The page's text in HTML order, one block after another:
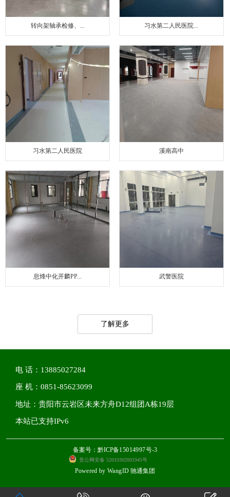
转向架轴承检修、... 习水第二人民医院...
习水第二人民医院 溪南高中
息烽中化开麟PP... 武警医院
了解更多
电 话：13885027284
座 机：0851-85623099
地址：贵阳市云岩区未来方舟D12组团A栋19层
本站已支持IPv6
备案号：黔ICP备15014997号-3
贵公网安备 52010302001945号
Powered by WangID 驰通集团